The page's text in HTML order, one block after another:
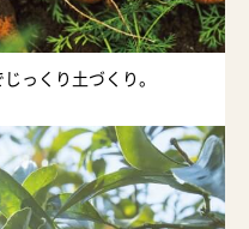
っくり土づくり。